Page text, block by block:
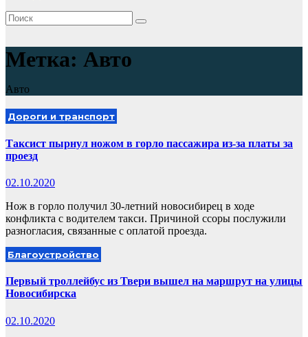
Метка: Авто
Авто
Дороги и транспорт
Таксист пырнул ножом в горло пассажира из-за платы за
проезд
02.10.2020
Нож в горло получил 30-летний новосибирец в ходе
конфликта с водителем такси. Причиной ссоры послужили
разногласия, связанные с оплатой проезда.
Благоустройство
Первый троллейбус из Твери вышел на маршрут на улицы
Новосибирска
02.10.2020